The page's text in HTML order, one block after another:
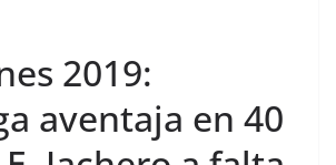
2019:
aventaja en 40